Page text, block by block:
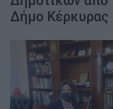
Δήμο Κέρκυρας